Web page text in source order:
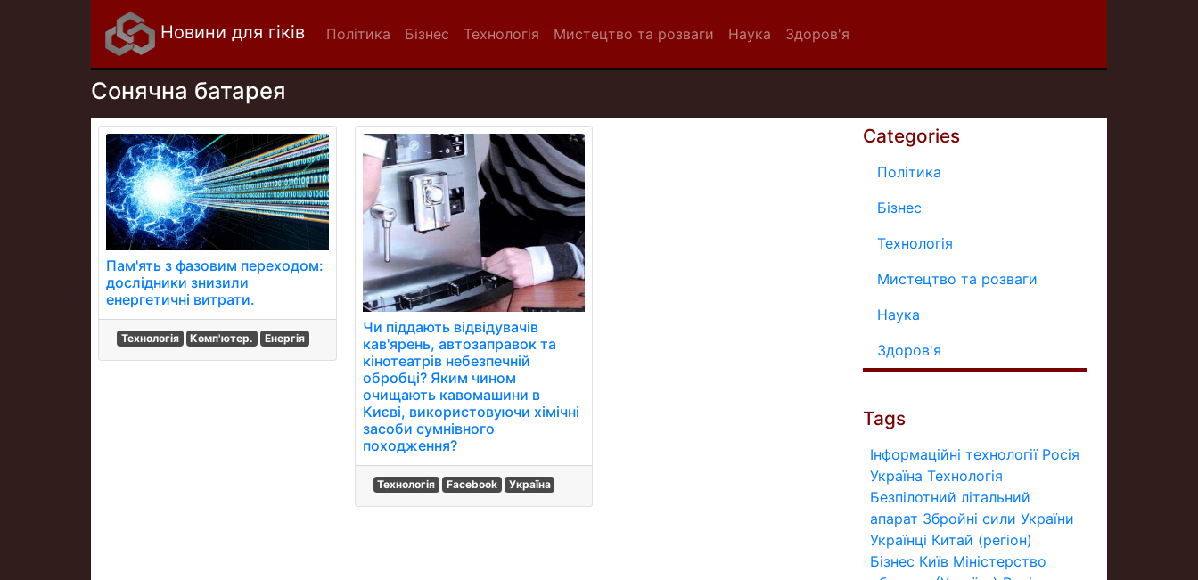
Новини для гіків Політика Бізнес Технологія Мистецтво та розваги Наука Здоров'я
Сонячна батарея
Пам'ять з фазовим переходом:
дослідники знизили
енергетичні витрати.
Технологія Комп'ютер. Енергія
Чи піддають відвідувачів
кав'ярень, автозаправок та
кінотеатрів небезпечній
обробці? Яким чином
очищають кавомашини в
Києві, використовуючи хімічні
засоби сумнівного
походження?
Технологія Facebook Україна
Categories
Політика
Бізнес
Технологія
Мистецтво та розваги
Наука
Здоров'я
Tags
Інформаційні технології Росія
Україна Технологія
Безпілотний літальний
апарат Збройні сили України
Українці Китай (регіон)
Бізнес Київ Міністерство